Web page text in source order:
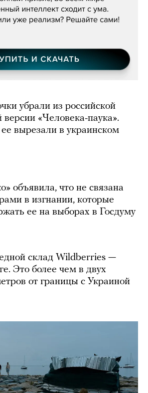
убрали из российской
версии «Человека-паука».
вырезали в украинском
объявила, что не связана
в изгнании, которые
ее на выборах в Госдуму
склад Wildberries —
Это более чем в двух
от границы с Украиной